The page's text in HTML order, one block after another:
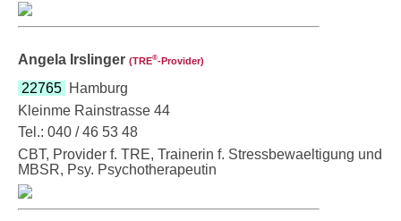
Angela Irslinger (TRE®‑Provider)
22765 Hamburg
Kleinme Rainstrasse 44
Tel.: 040 / 46 53 48
CBT, Provider f. TRE, Trainerin f. Stressbewaeltigung und
MBSR, Psy. Psychotherapeutin